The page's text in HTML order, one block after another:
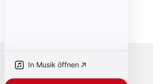
In Musik öffnen